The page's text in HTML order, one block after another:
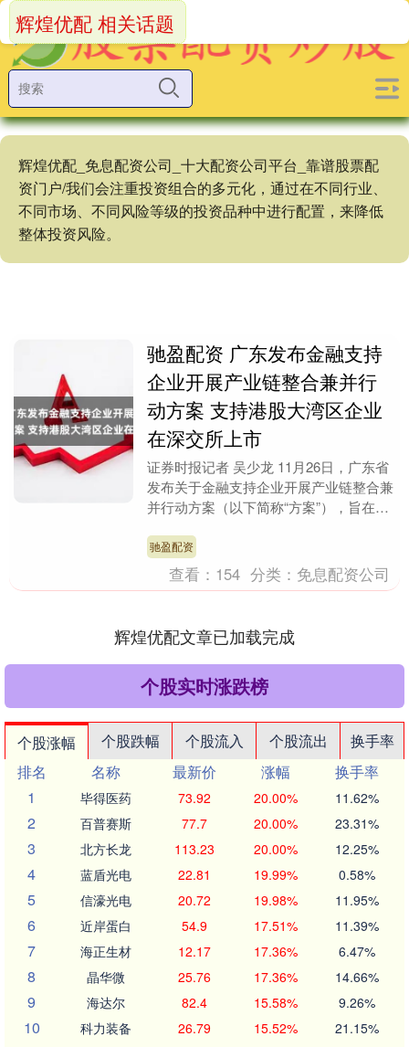
辉煌优配_免息配资公司_十大配资公司平台_靠谱股票配
资门户/我们会注重投资组合的多元化，通过在不同行业、
不同市场、不同风险等级的投资品种中进行配置，来降低
整体投资风险。
辉煌优配 相关话题
驰盈配资 广东发布金融支持
企业开展产业链整合兼并行
动方案 支持港股大湾区企业
在深交所上市
证券时报记者 吴少龙 11月26日，广东省
发布关于金融支持企业开展产业链整合兼
并行动方案（以下简称“方案”），旨在化
级，充分....
驰盈配资
查看： 154 分类： 免息配资公司
辉煌优配文章已加载完成
个股实时涨跌榜
个股涨幅 个股跌幅 个股流入 个股流出
换手率
排名
名称 最新价 涨幅
换手率
1
毕得医药 73.92 20.00% 11.62%
2 百普赛斯 77.7 20.00% 23.31%
3 北方长龙 113.23 20.00% 12.25%
4 蓝盾光电 22.81 19.99% 0.58%
5 信濠光电 20.72 19.98% 11.95%
6 近岸蛋白 54.9 17.51% 11.39%
7 海正生材 12.17 17.36% 6.47%
8 晶华微 25.76 17.36% 14.66%
9 海达尔 82.4 15.58% 9.26%
10 科力装备 26.79 15.52% 21.15%